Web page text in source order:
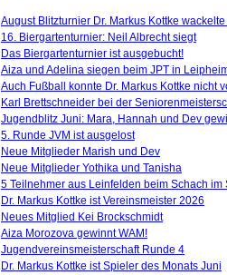
August Blitzturnier Dr. Markus Kottke
16. Biergartenturnier: Neil Albrecht siegt
Das Biergartenturnier ist ausgebucht!
Aiza und Adelina siegen beim JPT in
Auch Fußball konnte Dr. Markus Kottke nicht
Karl Brettschneider bei der
Jugendblitz Juni: Mara, Hannah und Dev
5. Runde JVM ist ausgelost
Neue Mitglieder Marish und Dev
Neue Mitglieder Yothika und Tanisha
5 Teilnehmer aus Leinfelden beim Schach
Dr. Markus Kottke ist Vereinsmeister 2026
Neues Mitglied Kei Brockschmidt
Aiza Morozova gewinnt WAM!
Jugendvereinsmeisterschaft Runde 4
Dr. Markus Kottke ist Spieler des Monats Juni